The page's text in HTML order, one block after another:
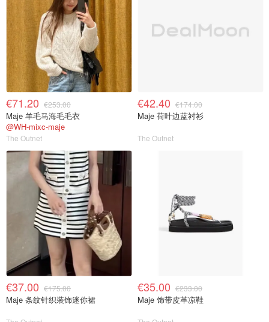
€71.20 €253.00
Maje 羊毛马海毛毛衣
@WH-mixc-maje
The Outnet
€42.40 €174.00
Maje 荷叶边蓝衬衫
The Outnet
€37.00 €175.00
Maje 条纹针织装饰迷你裙
€35.00 €233.00
Maje 饰带皮革凉鞋